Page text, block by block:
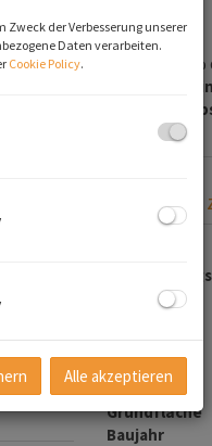
Objektart
Nutzungsart
Fläche
Nutzfläche
Grundfläche
Baujahr
der Verbesserung unserer
Daten verarbeiten.
Cookie Policy.
Alle akzeptieren